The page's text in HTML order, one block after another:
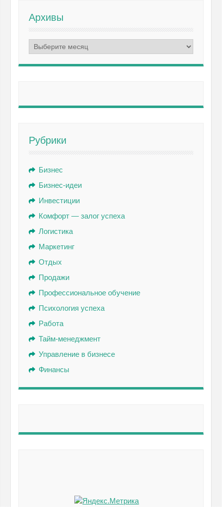
Архивы
Архивы
Рубрики
Бизнес
Бизнес-идеи
Инвестиции
Комфорт — залог успеха
Логистика
Маркетинг
Отдых
Продажи
Профессиональное обучение
Психология успеха
Работа
Тайм-менеджмент
Управление в бизнесе
Финансы